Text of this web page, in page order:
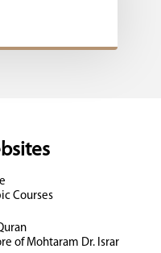
Courses
of Mohtaram Dr. Israr